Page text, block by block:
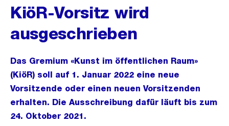
KiöR-Vorsitz wird
ausgeschrieben
Das Gremium «Kunst im öffentlichen Raum»
(KiöR) soll auf 1. Januar 2022 eine neue
Vorsitzende oder einen neuen Vorsitzenden
erhalten. Die Ausschreibung dafür läuft bis zum
24. Oktober 2021.